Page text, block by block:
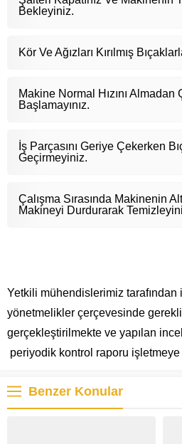
Bekleyiniz.
Kör Ve Ağızları Kırılmış
Makine Normal Hızını Almadan
Başlamayınız.
İş Parçasını Geriye Çekerken
Geçirmeyiniz.
Çalışma Sırasında Makinenin
Makineyi Durdurarak
Yetkili mühendislerimiz
yönetmelikler çerçevesinde
gerçekleştirilmekte ve yapılan
periyodik kontrol raporu işletmeye
Benzer Konular